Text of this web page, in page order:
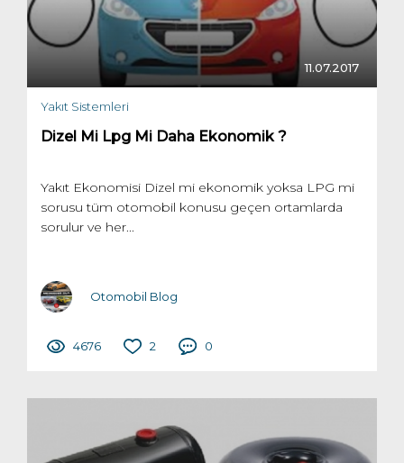
11.07.2017
Yakıt Sistemleri
Dizel Mi Lpg Mi Daha Ekonomik ?
Yakıt Ekonomisi Dizel mi ekonomik yoksa LPG mi
sorusu tüm otomobil konusu geçen ortamlarda
sorulur ve her...
Otomobil Blog
4676 2 0